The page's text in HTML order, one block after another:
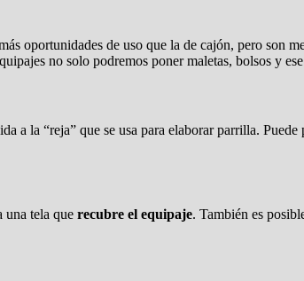
oportunidades de uso que la de cajón, pero son
no solo podremos poner maletas, bolsos y
a la “reja” que se usa para elaborar parrilla.
una tela que recubre el equipaje. También es